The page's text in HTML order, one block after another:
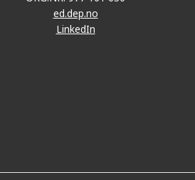
ed.dep.no
LinkedIn